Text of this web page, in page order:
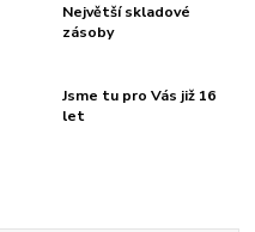
Největší skladové
zásoby
Jsme tu pro Vás již 16
let